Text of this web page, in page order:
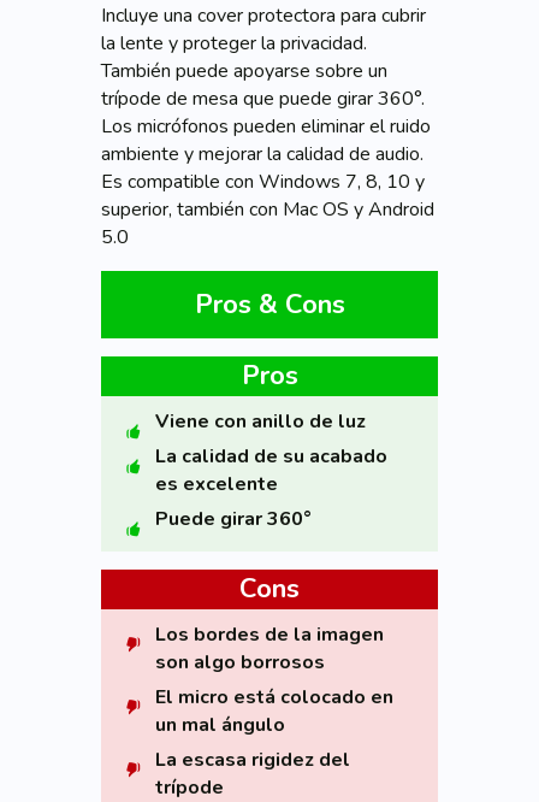
Incluye una cover protectora para cubrir
la lente y proteger la privacidad.
También puede apoyarse sobre un
trípode de mesa que puede girar 360°.
Los micrófonos pueden eliminar el ruido
ambiente y mejorar la calidad de audio.
Es compatible con Windows 7, 8, 10 y
superior, también con Mac OS y Android
5.0
Pros & Cons
Pros
Viene con anillo de luz
La calidad de su acabado
es excelente
Puede girar 360°
Cons
Los bordes de la imagen
son algo borrosos
El micro está colocado en
un mal ángulo
La escasa rigidez del
trípode